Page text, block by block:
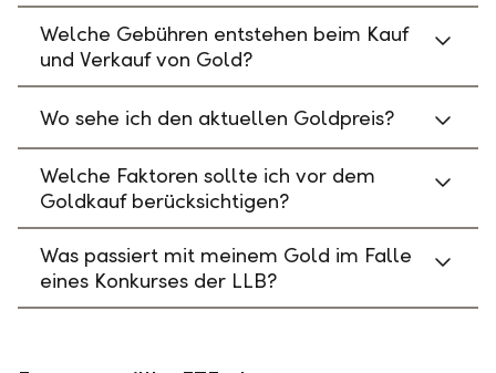
Welche Gebühren entstehen beim Kauf
und Verkauf von Gold?
Wo sehe ich den aktuellen Goldpreis?
Welche Faktoren sollte ich vor dem
Goldkauf berücksichtigen?
Was passiert mit meinem Gold im Falle
eines Konkurses der LLB?